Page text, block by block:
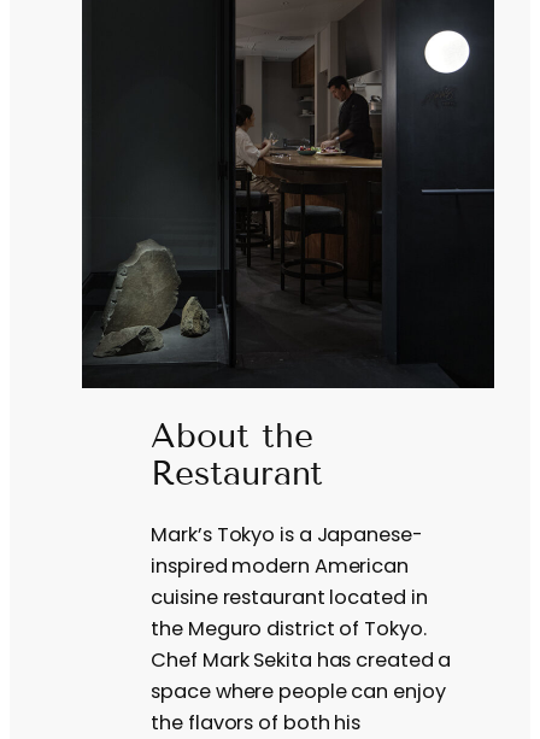
About the
Restaurant
Mark’s Tokyo is a Japanese-
inspired modern American
cuisine restaurant located in
the Meguro district of Tokyo.
Chef Mark Sekita has created a
space where people can enjoy
the flavors of both his